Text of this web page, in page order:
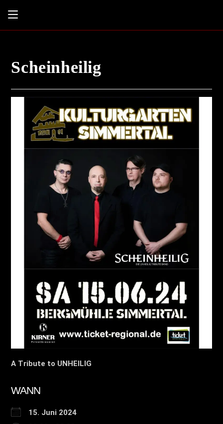
Scheinheilig
A Tribute to UNHEILIG
WANN
15. Juni 2024